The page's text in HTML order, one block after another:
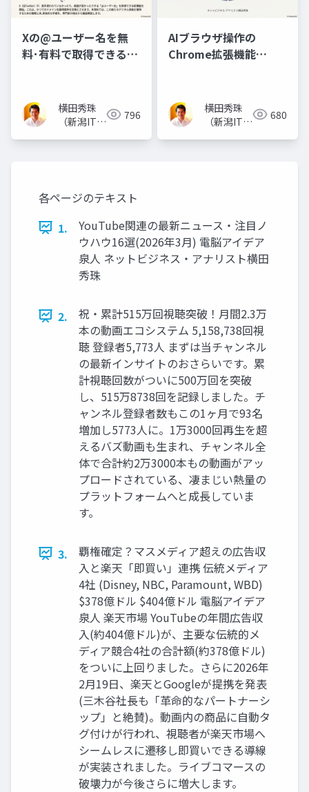
Xの@ユーザー名を無
料･有料で取得できる
横田秀珠
（新潟ITコ
796
AIブラウザ操作の
Chrome拡張機能
横田秀珠
（新潟ITコ
680
各ページのテキスト
1.
YouTube関連の最新ニュース・注目ノ
ウハウ16選(2026年3月) 電脳アイデア
泉人 ネットビジネス・アナリスト横田
秀珠
2.
祝・累計515万回視聴突破！月間2.3万
本の動画エコシステム 5,158,738回視
聴 登録者5,773人 まずは当チャンネル
の最新インサイトのおさらいです。累
計視聴回数がついに500万回を突破
し、515万8738回を記録しました。チ
ャンネル登録者数もこの1ヶ月で93名
増加し5773人に。1万3000回再生を超
えるバズ動画も生まれ、チャンネル全
体で合計約2万3000本もの動画がアッ
プロードされている、凄まじい熱量の
プラットフォームへと成長していま
す。
3.
覇権確定？マスメディア超えの広告収
入と楽天「即買い」連携 伝統メディア
4社 (Disney, NBC, Paramount, WBD)
$378億ドル $404億ドル 電脳アイデア
泉人 楽天市場 YouTubeの年間広告収
入(約404億ドル)が、主要な伝統的メ
ディア競合4社の合計額(約378億ドル)
をついに上回りました。さらに2026年
2月19日、楽天とGoogleが提携を発表
(三木谷社長も「革命的なパートナーシ
ップ」と絶賛)。動画内の商品に自動タ
グ付けが行われ、視聴者が楽天市場へ
シームレスに遷移し即買いできる導線
が実装されました。ライブコマースの
破壊力が今後さらに増大します。